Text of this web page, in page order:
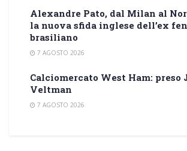
Alexandre Pato, dal Milan al
la nuova sfida inglese dell’ex
brasiliano
7 AGOSTO 2026
Calciomercato West Ham: preso
Veltman
7 AGOSTO 2026